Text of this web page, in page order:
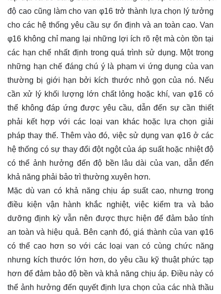
độ cao cũng làm cho van φ16 trở thành lựa chọn lý tưởng
cho các hệ thống yêu cầu sự ổn định và an toàn cao. Van
φ16 không chỉ mang lại những lợi ích rõ rệt mà còn tồn tại
các hạn chế nhất định trong quá trình sử dụng. Một trong
những hạn chế đáng chú ý là phạm vi ứng dụng của van
thường bị giới hạn bởi kích thước nhỏ gọn của nó. Nếu
cần xử lý khối lượng lớn chất lỏng hoặc khí, van φ16 có
thể không đáp ứng được yêu cầu, dẫn đến sự cần thiết
phải kết hợp với các loại van khác hoặc lựa chọn giải
pháp thay thế. Thêm vào đó, việc sử dụng van φ16 ở các
hệ thống có sự thay đổi đột ngột của áp suất hoặc nhiệt độ
có thể ảnh hưởng đến độ bền lâu dài của van, dẫn đến
khả năng phải bảo trì thường xuyên hơn.
Mặc dù van có khả năng chịu áp suất cao, nhưng trong
điều kiện vận hành khắc nghiệt, việc kiểm tra và bảo
dưỡng định kỳ vẫn nên được thực hiện để đảm bảo tính
an toàn và hiệu quả. Bên cạnh đó, giá thành của van φ16
có thể cao hơn so với các loại van có cùng chức năng
nhưng kích thước lớn hơn, do yêu cầu kỹ thuật phức tạp
hơn để đảm bảo độ bền và khả năng chịu áp. Điều này có
thể ảnh hưởng đến quyết định lựa chọn của các nhà thầu